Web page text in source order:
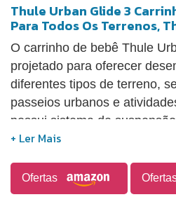
Thule Urban Glide 3
Para Todos Os Terrenos,
O carrinho de bebê Thule
projetado para oferecer
diferentes tipos de terreno,
passeios urbanos e
possui sistema de
de ar, que contribuem para
Conta com assento
ajustável e apoio de pernas
Ofertas